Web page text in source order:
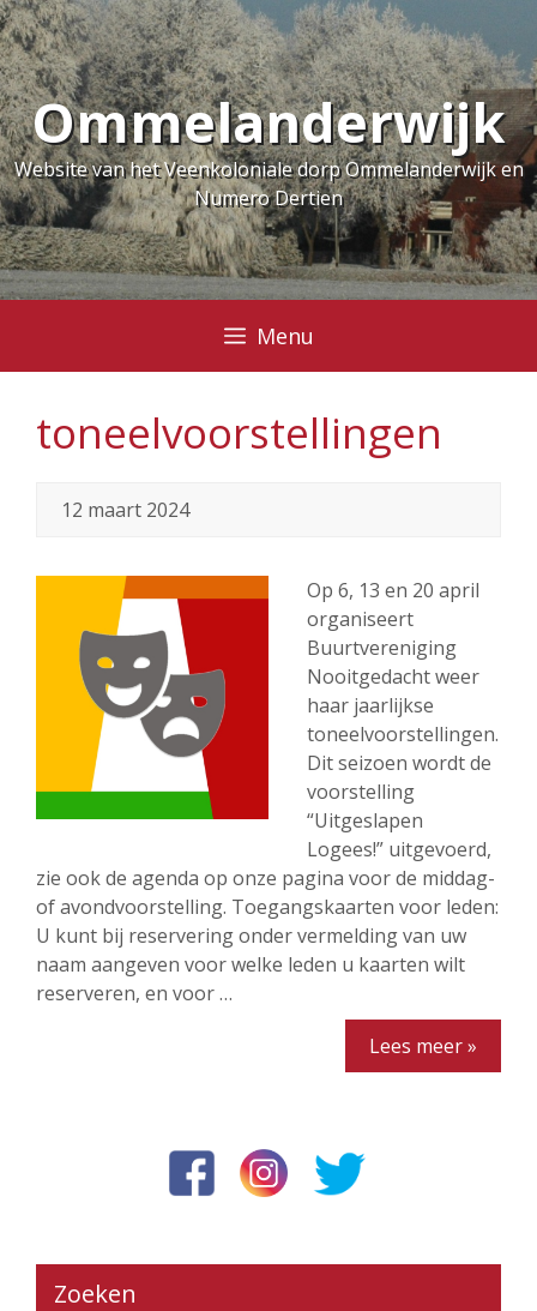
Ga
naar
de
inhoudOmmelanderwijk
Website van het Veenkoloniale dorp Ommelanderwijk en
Numero Dertien
Menu
toneelvoorstellingen
12 maart 2024
Op 6, 13 en 20 april
organiseert
Buurtvereniging
Nooitgedacht weer
haar jaarlijkse
toneelvoorstellingen.
Dit seizoen wordt de
voorstelling
“Uitgeslapen
Logees!” uitgevoerd,
zie ook de agenda op onze pagina voor de middag-
of avondvoorstelling. Toegangskaarten voor leden:
U kunt bij reservering onder vermelding van uw
naam aangeven voor welke leden u kaarten wilt
reserveren, en voor …
Lees meer »
Zoeken